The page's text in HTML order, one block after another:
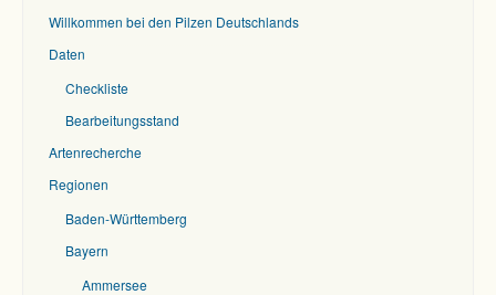
Willkommen bei den Pilzen Deutschlands
Daten
Checkliste
Bearbeitungsstand
Artenrecherche
Regionen
Baden-Württemberg
Bayern
Ammersee